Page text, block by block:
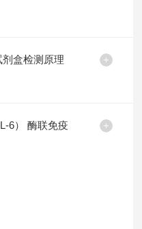
剂盒检测原理
6） 酶联免疫